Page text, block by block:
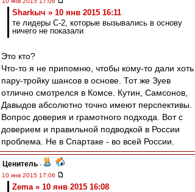
Sharkыч » 10 янв 2015 16:11
те лидеры С-2, которые вызывались в основу
ничего не показали
Это кто?
Что-то я не припомню, чтобы кому-то дали хоть
пару-тройку шансов в основе. Тот же Зуев
отлично смотрелся в Комсе. Кутин, Самсонов,
Давыдов абсолютно точно имеют перспективы.
Вопрос доверия и грамотного подхода. Вот с
доверием и правильной подводкой в России
проблема. Не в Спартаке - во всей России.
Ценитель -
10 янв 2015 17:06
Zema » 10 янв 2015 16:08